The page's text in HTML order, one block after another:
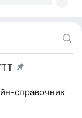
справочник